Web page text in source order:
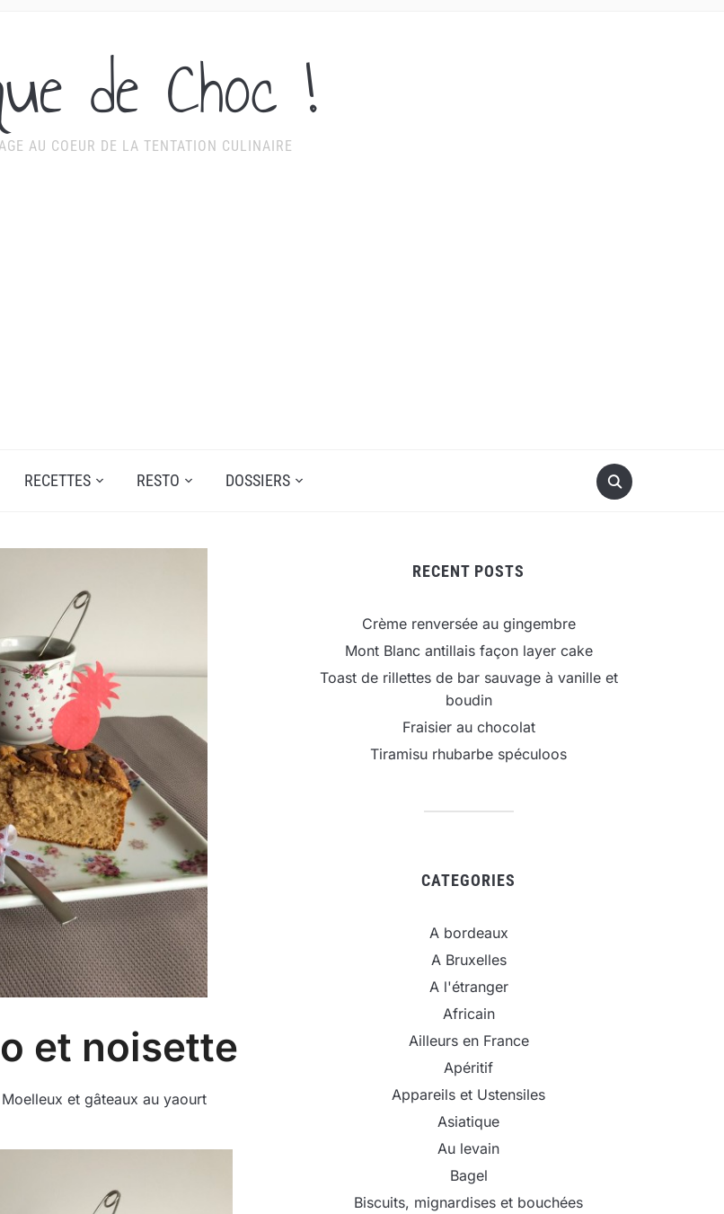
de Choc !
AU COEUR DE LA TENTATION CULINAIRE
RECETTES RESTO DOSSIERS
et noisette
Moelleux et gâteaux au yaourt
RECENT POSTS
Crème renversée au gingembre
Mont Blanc antillais façon layer cake
Toast de rillettes de bar sauvage à vanille et
boudin
Fraisier au chocolat
Tiramisu rhubarbe spéculoos
CATEGORIES
A bordeaux
A Bruxelles
A l'étranger
Africain
Ailleurs en France
Apéritif
Appareils et Ustensiles
Asiatique
Au levain
Bagel
Biscuits, mignardises et bouchées